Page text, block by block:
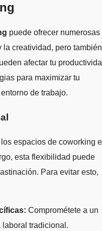
puede ofrecer numerosas
creatividad, pero también
afectar tu
para maximizar tu
de trabajo.
espacios de coworking
esta flexibilidad puede
Para evitar esto,
Comprométete a un
laboral tradicional.